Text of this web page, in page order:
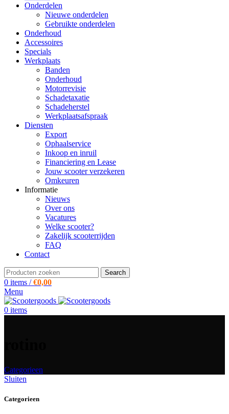
Onderdelen
Nieuwe onderdelen
Gebruikte onderdelen
Onderhoud
Accessoires
Specials
Werkplaats
Banden
Onderhoud
Motorrevisie
Schadetaxatie
Schadeherstel
Werkplaatsafspraak
Diensten
Export
Ophaalservice
Inkoop en inruil
Financiering en Lease
Jouw scooter verzekeren
Omkeuren
Informatie
Nieuws
Over ons
Vacatures
Welke scooter?
Zakelijk scooterrijden
FAQ
Contact
Search
0 items / €0,00
Menu
0 items
Categorieen
Sluiten
Categorieen